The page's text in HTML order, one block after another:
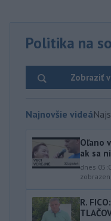
Politika na
Zobraziť
Najnovšie videá
Oľano
ak sa
dnes
R.